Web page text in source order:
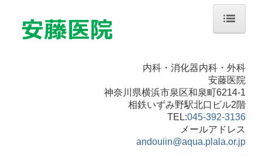
内科・消化器内科・外科
安藤医院
神奈川県横浜市泉区和泉町6214-1
相鉄いずみ野駅北口ビル2階
TEL:045-392-3136
メールアドレス
andouiin@aqua.plala.or.jp